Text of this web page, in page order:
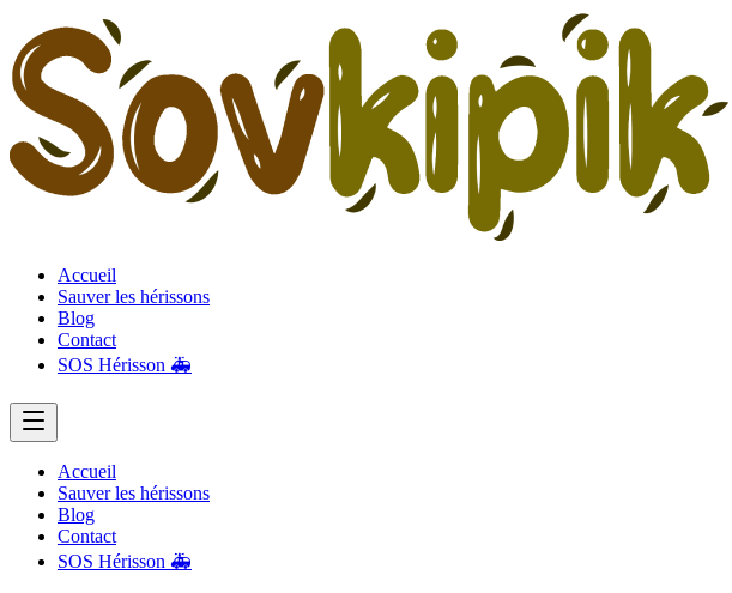
Accueil
Sauver les hérissons
Blog
Contact
SOS Hérisson 🚑
Accueil
Sauver les hérissons
Blog
Contact
SOS Hérisson 🚑